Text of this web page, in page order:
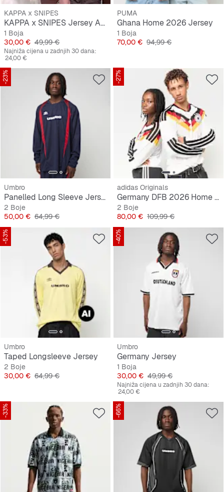
KAPPA x SNIPES
KAPPA x SNIPES Jersey AOP
1 Boja
Cijena
30,00 € Originalna cijena
49,99 €
Najniža cijena u zadnjih 30 dana:
24,00 €
PUMA
Ghana Home 2026 Jersey
1 Boja
Cijena
70,00 € Originalna cijena
94,99 €
-23%
Umbro
Panelled Long Sleeve Jersey
2 Boje
Cijena
50,00 € Originalna cijena
64,99 €
-27%
adidas Originals
Germany DFB 2026 Home Jersey, longsleeve
2 Boje
Cijena
80,00 € Originalna cijena
109,99 €
-53%
Umbro
Taped Longsleeve Jersey
2 Boje
Cijena
30,00 € Originalna cijena
64,99 €
-40%
Umbro
Germany Jersey
1 Boja
Cijena
30,00 € Originalna cijena
49,99 €
Najniža cijena u zadnjih 30 dana:
24,00 €
-33% -66%